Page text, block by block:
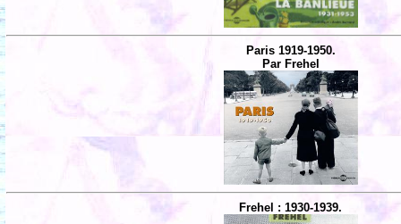
Paris 1919-1950.
Par Frehel
Frehel : 1930-1939.